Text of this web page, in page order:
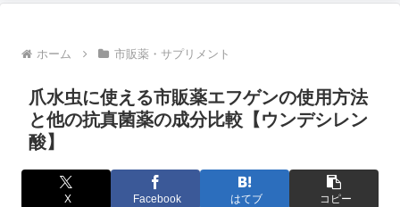
ホーム 市販薬・サプリメント
爪水虫に使える市販薬エフゲンの使用方法
と他の抗真菌薬の成分比較【ウンデシレン
酸】
X Facebook はてブ コピー